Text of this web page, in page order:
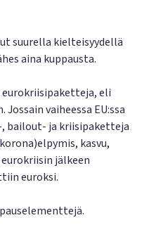
suurella kielteisyydellä
aina kuppausta.
eli
vaiheessa EU:ssa
bailout- ja kriisipaketteja
kasvu,
jälkeen
euroksi.